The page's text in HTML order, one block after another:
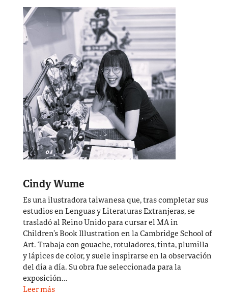
Cindy Wume
Es una ilustradora taiwanesa que, tras completar sus
estudios en Lenguas y Literaturas Extranjeras, se
trasladó al Reino Unido para cursar el MA in
Children’s Book Illustration en la Cambridge School of
Art. Trabaja con gouache, rotuladores, tinta, plumilla
y lápices de color, y suele inspirarse en la observación
del día a día. Su obra fue seleccionada para la
exposición…
Leer más